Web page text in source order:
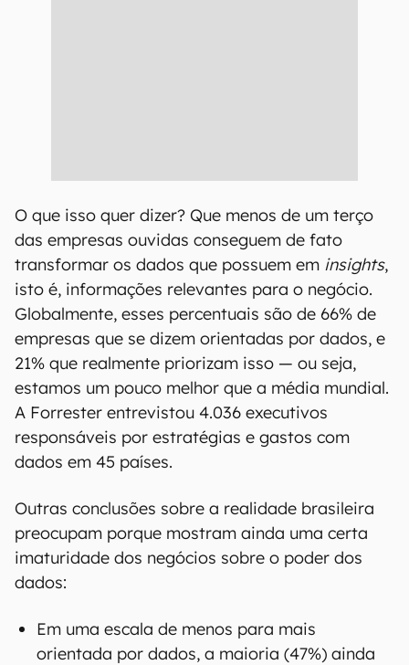
O que isso quer dizer? Que menos de um terço
das empresas ouvidas conseguem de fato
transformar os dados que possuem em insights,
isto é, informações relevantes para o negócio.
Globalmente, esses percentuais são de 66% de
empresas que se dizem orientadas por dados, e
21% que realmente priorizam isso — ou seja,
estamos um pouco melhor que a média mundial.
A Forrester entrevistou 4.036 executivos
responsáveis por estratégias e gastos com
dados em 45 países.
Outras conclusões sobre a realidade brasileira
preocupam porque mostram ainda uma certa
imaturidade dos negócios sobre o poder dos
dados:
Em uma escala de menos para mais
orientada por dados, a maioria (47%) ainda